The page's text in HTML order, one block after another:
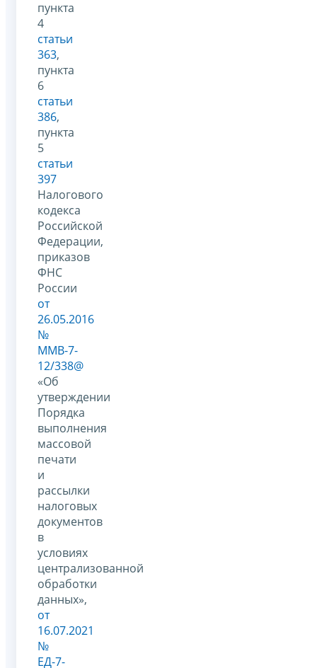
пункта
4
статьи
363,
пункта
6
статьи
386,
пункта
5
статьи
397
Налогового
кодекса
Российской
Федерации,
приказов
ФНС
России
от
26.05.2016
№
ММВ-7-
12/338@
«Об
утверждении
Порядка
выполнения
массовой
печати
и
рассылки
налоговых
документов
в
условиях
централизованной
обработки
данных»,
от
16.07.2021
№
ЕД-7-